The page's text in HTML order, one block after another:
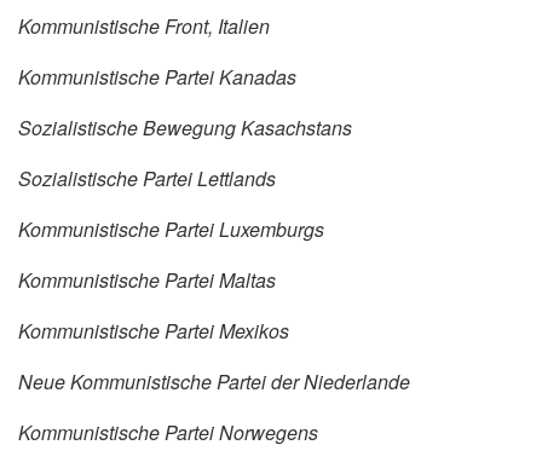
Kommunistische Front, Italien
Kommunistische Partei Kanadas
Sozialistische Bewegung Kasachstans
Sozialistische Partei Lettlands
Kommunistische Partei Luxemburgs
Kommunistische Partei Maltas
Kommunistische Partei Mexikos
Neue Kommunistische Partei der Niederlande
Kommunistische Partei Norwegens